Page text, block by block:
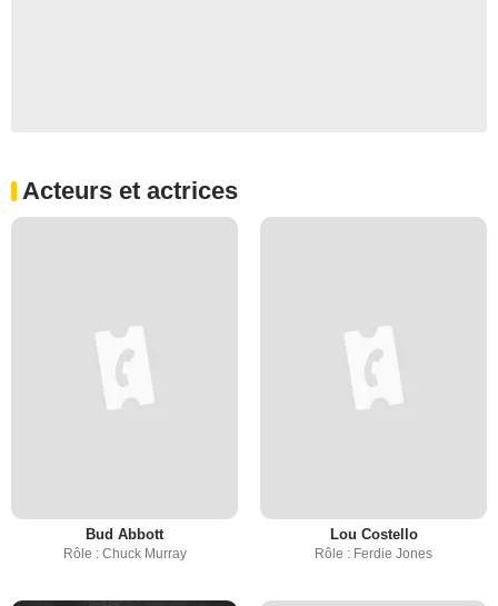
Acteurs et actrices
Bud Abbott
Rôle : Chuck Murray
Lou Costello
Rôle : Ferdie Jones